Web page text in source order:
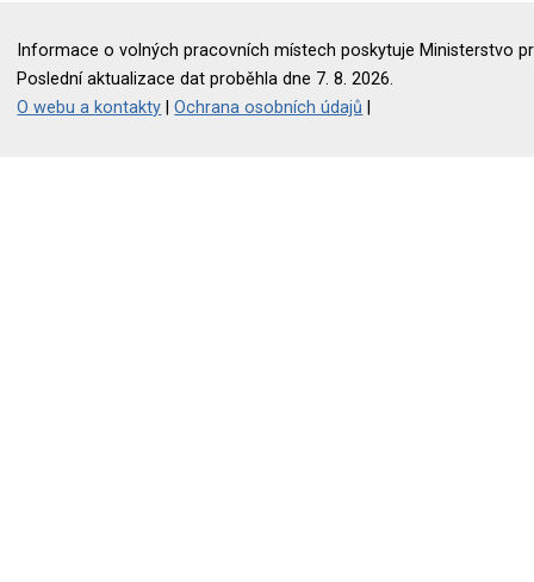
Informace o volných pracovních místech poskytuje Ministerstvo
Poslední aktualizace dat proběhla dne 7. 8. 2026.
O webu a kontakty |Ochrana osobních údajů